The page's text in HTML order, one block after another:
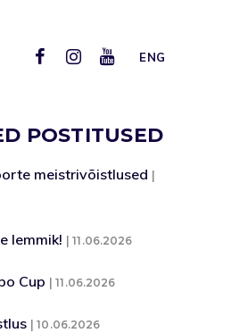
ENG
POSTITUSED
meistrivõistlused
lemmik! 11.06.2026
Cup 11.06.2026
10.06.2026